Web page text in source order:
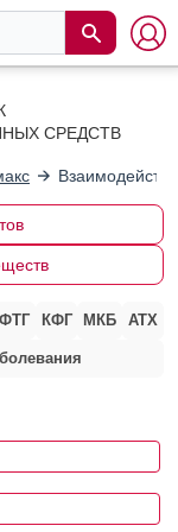
СРЕДСТВ
ФТГ КФГ МКБ АТХ